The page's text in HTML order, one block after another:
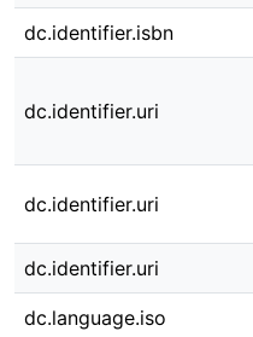
dc.identifier.isbn
dc.identifier.uri
dc.identifier.uri
dc.identifier.uri
dc.language.iso